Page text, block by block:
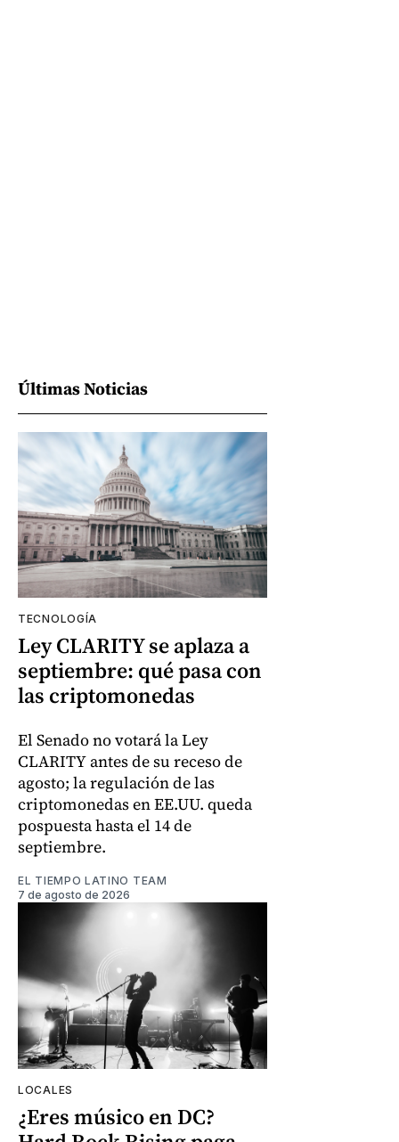
Últimas Noticias
TECNOLOGÍA
Ley CLARITY se aplaza a
septiembre: qué pasa con
las criptomonedas
El Senado no votará la Ley
CLARITY antes de su receso de
agosto; la regulación de las
criptomonedas en EE.UU. queda
pospuesta hasta el 14 de
septiembre.
EL TIEMPO LATINO TEAM
7 de agosto de 2026
LOCALES
¿Eres músico en DC?